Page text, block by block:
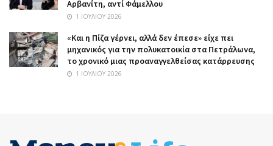
Αρβανίτη, αντί Φάμελλου
1 ΙΟΥΛΊΟΥ 2026
«Και η Πίζα γέρνει, αλλά δεν έπεσε» είχε πει
μηχανικός για την πολυκατοικία στα Πετράλωνα,
το χρονικό μιας προαναγγελθείσας κατάρρευσης
1 ΙΟΥΛΊΟΥ 2026